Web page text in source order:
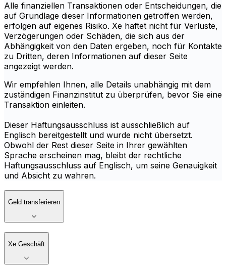
Alle finanziellen Transaktionen oder Entscheidungen, die
auf Grundlage dieser Informationen getroffen werden,
erfolgen auf eigenes Risiko. Xe haftet nicht für Verluste,
Verzögerungen oder Schäden, die sich aus der
Abhängigkeit von den Daten ergeben, noch für Kontakte
zu Dritten, deren Informationen auf dieser Seite
angezeigt werden.
Wir empfehlen Ihnen, alle Details unabhängig mit dem
zuständigen Finanzinstitut zu überprüfen, bevor Sie eine
Transaktion einleiten.
Dieser Haftungsausschluss ist ausschließlich auf
Englisch bereitgestellt und wurde nicht übersetzt.
Obwohl der Rest dieser Seite in Ihrer gewählten
Sprache erscheinen mag, bleibt der rechtliche
Haftungsausschluss auf Englisch, um seine Genauigkeit
und Absicht zu wahren.
Geld transferieren
Xe Geschäft